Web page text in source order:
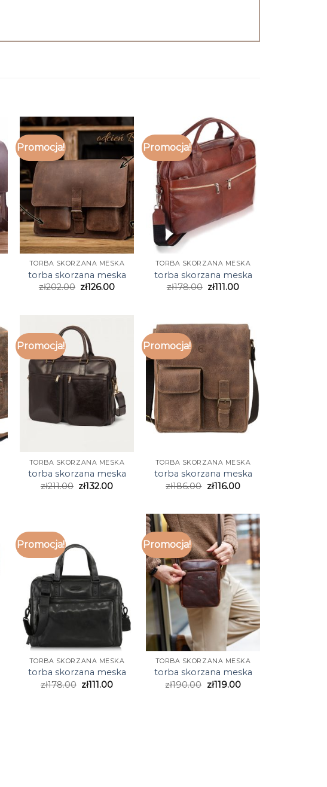
Promocja!
TORBA SKORZANA MESKA
torba skorzana meska
zł202.00 zł126.00
Promocja!
TORBA SKORZANA MESKA
torba skorzana meska
zł178.00 zł111.00
Promocja!
TORBA SKORZANA MESKA
torba skorzana meska
zł211.00 zł132.00
Promocja!
TORBA SKORZANA MESKA
torba skorzana meska
zł186.00 zł116.00
Promocja!
TORBA SKORZANA MESKA
torba skorzana meska
zł178.00 zł111.00
Promocja!
TORBA SKORZANA MESKA
torba skorzana meska
zł190.00 zł119.00